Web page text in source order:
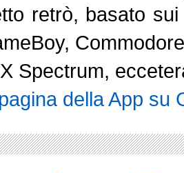
retrò, basato
della App su